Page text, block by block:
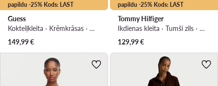
papildu -25% Kods: LAST
Guess
Kokteiļkleita · Krēmkrāsas · Mini
149,99€
papildu -25% Kods: LAST
Tommy Hilfiger
Ikdienas kleita · Tumši zils · Midi
129,99€